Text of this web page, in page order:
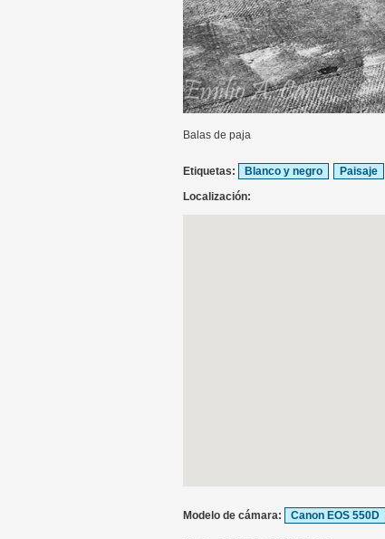
Balas de paja
Etiquetas: Blanco y negro Paisaje
Localización:
Modelo de cámara: Canon EOS 550D